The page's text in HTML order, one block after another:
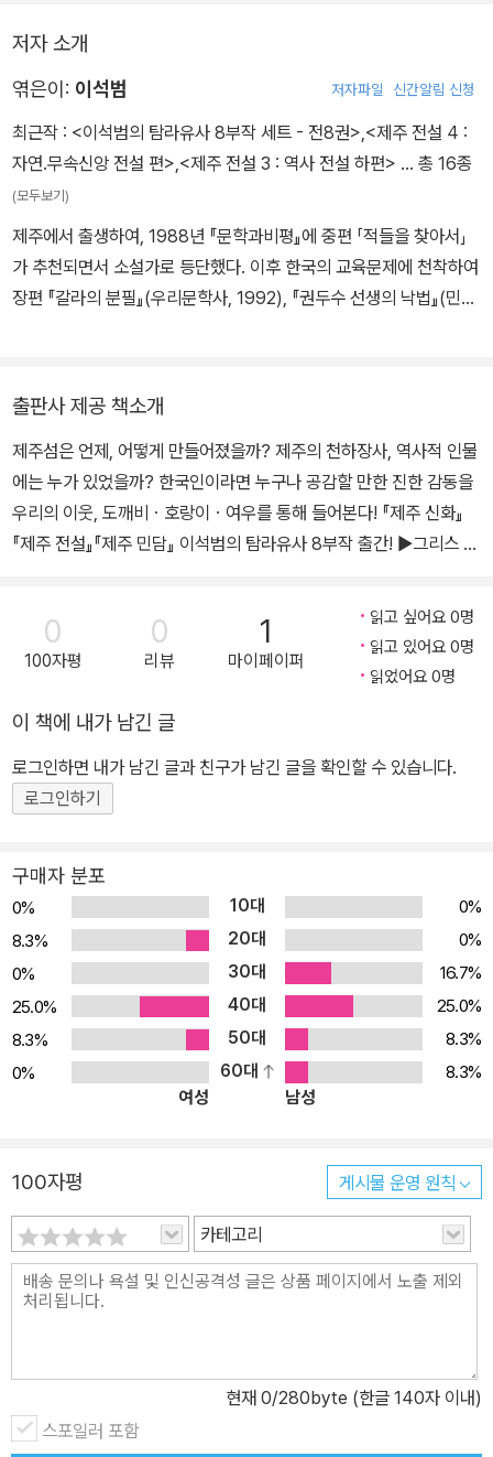
설문대할망→삼신인'으로 연결하여 서사의 맥을 하나로 이었다는 사
실이다. 이런 맥락화는 이 책에서 처음 시도되는 것이다. 그동안 서로
문대할망', 그리고 제주 역사의 고(高).양(梁).부(夫) '3성씨'를 한 줄
로 연결한 이 계보는 신화와 전설 등을 통괄하여 '탐라의 대서사'를 여
는 계기가 될 것이다.
44｜베락구룽 47｜강초간물 50｜쇠 죽은 못 52｜여우물 55｜세
별포 57｜노싱이드르 59｜곱은소 61｜당산봉 삼반석 64｜수월봉
저자 소개
엮은이: 이석범 저자파일 신간알림 신청
최근작 : <이석범의 탐라유사 8부작 세트 - 전8권>,<제주 전설 4 :
자연.무속신앙 전설 편>,<제주 전설 3 : 역사 전설 하편> … 총 16종
(모두보기)
제주에서 출생하여, 1988년 『문학과비평』에 중편 「적들을 찾아서」
가 추천되면서 소설가로 등단했다. 이후 한국의 교육문제에 천착하여
장편 『갈라의 분필』(우리문학사, 1992), 『권두수 선생의 낙법』(민음
둠의 입술』(청동거울, 2001) 등의 저서가 있다. 2002년 이후 ‘설화
의 보고’라 회자되는 고향 제주의 ‘신화·전설·민담’ 등 구전되는 모든
설화를 꼼꼼히 섭렵하고 재구성하여 책으로 펴내는 작업을 지속해왔
다. 이제 그간의 『소설로 읽는 제주도 신화』(2005), 『제주 전설집』 Ⅰ·
Ⅱ(2011~2012) 등의 성과를 기반으로 하고 ‘제주 민담’을 추가한 제
서’에 한데 모아 선보인다. 설화의 보물창고를 활짝 열어젖혔으니, 원
하는 누구든 한국에 마지막 남은 이 전통문화 콘텐츠에 수월히 접속
하여 보석들을 캐내가기를 바라고 있다.
출판사 제공 책소개
제주섬은 언제, 어떻게 만들어졌을까? 제주의 천하장사, 역사적 인물
에는 누가 있었을까? 한국인이라면 누구나 공감할 만한 진한 감동을
우리의 이웃, 도깨비ㆍ호랑이ㆍ여우를 통해 들어본다! 『제주 신화』
『제주 전설』『제주 민담』 이석범의 탐라유사 8부작 출간! ▶그리스 올
난 14년간 문·사·철을 중심으로 한 인문학과, 과학기술·예술·실용 등
다양한 분야를 아우르는 ≪살림지식총서≫를 500종 이상 출간했다.
이번에는 ‘제주의 신화.전설.민담’(전 8권)’을 준비했다. 문고본으로
서는 처음 시도되는 기획이다. ‘신화’는 신들이 등장하는 세상의 근원
적 질서에 대한 이야기, ‘전설’은 비범한 인물이 등장하며 사실을 뛰어
넘는 역사 이야기를 들려주는 것, ‘민담’은 평범한 인물들이 겪는 특이
화』는 한반도나 대륙의 상징인 강남천자국에 가서 구국의 영웅이 되
고도 다시 제주도로 돌아온 영웅 궤네깃도의 얼굴에서 운명과 맞서는
또 다른 탐라국의 모습을 만날 수 있다. 신화가 되살아나는 섬, 제주
하면 ‘탐라국의 문화적 독립’이란 말이 떠오른다. 그간 일반 대중에게
널리 알려지지 않았던 제주도 신화가, 제주에서 나고 자란 이석범의
입담과의 의욕적인 작업을 통해 새 옷을 갈아입었으며, 현대의 독자
들에게 경이로운 제주도 신화의 참맛을 비로소 선보이게 되었다. ▶
바야흐로 제주 홀릭의 시대! 하지만 외형의 성장만큼 내실은 튼튼한
이상이고 관광객은 1,000만 명을 웃돌고 있다. 바야흐로 ‘제주 홀
릭’의 시대! 땅값은 치솟고 아파트 거래 가격은 폭발적으로 상승하고
있는 중이다. 그러나 땅값, 아파트값 상승이라는 물질적 풍요는 역설
적으로 그 안의 정신을 핍박하는 결과로 나타날 수도 있지 않을까?
이 책은 그런 우려를 딛고, 아파트와 땅 밑에 스민 제주(탐라)의 에스
프리를 복원하여 재미있게 전달하려는 데도 한 목적이 있다. 모든 것
탐라유사 8부작’을 통해 제주도민과 제주도 관광객이 ‘천지왕’을 알
게 되고, ‘설문대할망’이 어떻게 살았고, ‘오돌또기’가 어떻게 해서 생
겨난 노래인지에 대해 알아가면서, 제주도에 대한 긍지를 느낄 수 있
0
100자평
0
리뷰
1
마이페이퍼
읽고 싶어요 0명
읽고 있어요 0명
읽었어요 0명
이 책에 내가 남긴 글
로그인하면 내가 남긴 글과 친구가 남긴 글을 확인할 수 있습니다.
로그인하기
구매자 분포
0% 10대
0%
8.3%
20대
0%
0%
30대
16.7%
25.0%
40대
25.0%
8.3%
50대
8.3%
0%
60대
8.3%
여성
남성
100자평 게시물 운영 원칙
카테고리
현재 0/280byte (한글 140자 이내)
스포일러 포함